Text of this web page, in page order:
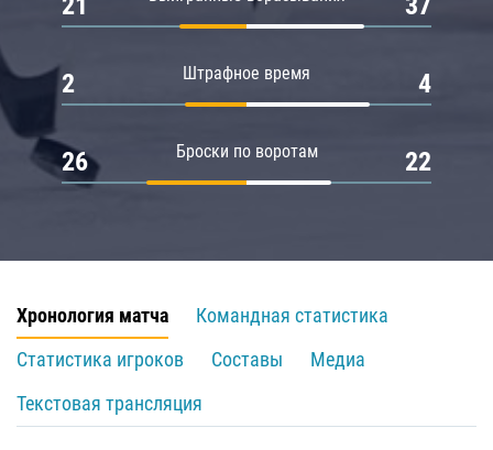
Штрафное время
2 4
Броски по воротам
26 22
Хронология матча
Командная статистика
Статистика игроков
Составы
Медиа
Текстовая трансляция